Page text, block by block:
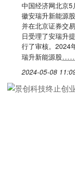
中国经济网北京
徽安瑞升新能源
并在北京证券交
日受理了安瑞升
行了审核。2024
瑞升新能源股
2024-05-08